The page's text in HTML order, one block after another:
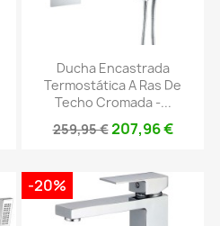
Ducha Encastrada
Termostática A Ras De
Techo Cromada -...
259,95 €207,96 €
-20%